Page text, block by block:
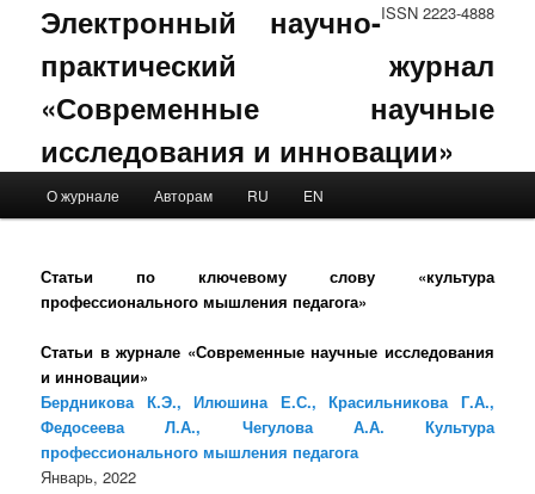
ISSN 2223-4888
Электронный научно-
практический журнал
«Современные научные
исследования и инновации»
Skip to primary content
Skip to secondary content
О журнале Авторам RU EN
Статьи по ключевому слову «культура
профессионального мышления педагога»
Статьи в журнале «Современные научные исследования
и инновации»
Бердникова К.Э., Илюшина Е.С., Красильникова Г.А.,
Федосеева Л.А., Чегулова А.А. Культура
профессионального мышления педагога
Январь, 2022